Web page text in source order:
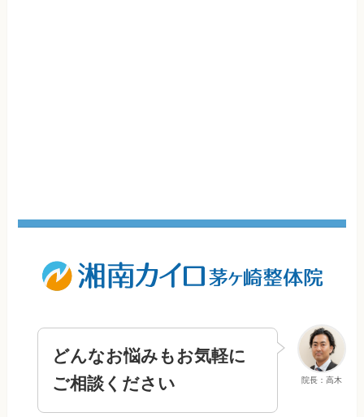
院長：高木
どんなお悩みもお気軽に
ご相談ください